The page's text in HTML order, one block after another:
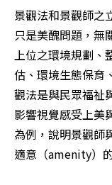
景觀法和景觀師之
只是美醜問題，無
上位之環境規劃、
估、環境生態保育
觀法是與民眾福祉
影響視覺感受上美
為例，說明景觀師
適意（amenity）